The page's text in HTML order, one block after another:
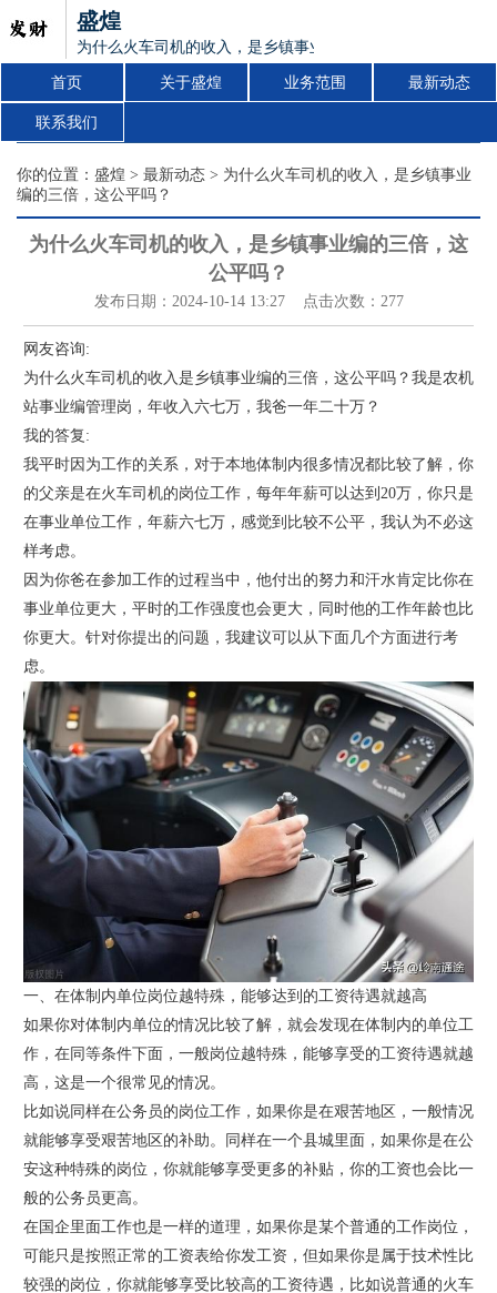
盛煌
为什么火车司机的收入，是乡镇事业编的三倍，这公平吗？
首页 关于盛煌 业务范围 最新动态
联系我们
你的位置： 盛煌 > 最新动态 > 为什么火车司机的收入，是乡镇事业
编的三倍，这公平吗？
为什么火车司机的收入，是乡镇事业编的三倍，这
公平吗？
发布日期：2024-10-14 13:27 点击次数：277
网友咨询:
为什么火车司机的收入是乡镇事业编的三倍，这公平吗？我是农机
站事业编管理岗，年收入六七万，我爸一年二十万？
我的答复:
我平时因为工作的关系，对于本地体制内很多情况都比较了解，你
的父亲是在火车司机的岗位工作，每年年薪可以达到20万，你只是
在事业单位工作，年薪六七万，感觉到比较不公平，我认为不必这
样考虑。
因为你爸在参加工作的过程当中，他付出的努力和汗水肯定比你在
事业单位更大，平时的工作强度也会更大，同时他的工作年龄也比
你更大。针对你提出的问题，我建议可以从下面几个方面进行考
虑。
一、在体制内单位岗位越特殊，能够达到的工资待遇就越高
如果你对体制内单位的情况比较了解，就会发现在体制内的单位工
作，在同等条件下面，一般岗位越特殊，能够享受的工资待遇就越
高，这是一个很常见的情况。
比如说同样在公务员的岗位工作，如果你是在艰苦地区，一般情况
就能够享受艰苦地区的补助。同样在一个县城里面，如果你是在公
安这种特殊的岗位，你就能够享受更多的补贴，你的工资也会比一
般的公务员更高。
在国企里面工作也是一样的道理，如果你是某个普通的工作岗位，
可能只是按照正常的工资表给你发工资，但如果你是属于技术性比
较强的岗位，你就能够享受比较高的工资待遇，比如说普通的火车